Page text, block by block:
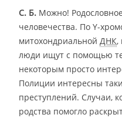
С. Б. Можно!
человечества. По Y-
митохондриальной ДНК,
люди ищут с помощью
некоторым просто
Полиции интересны
преступлений. Случаи,
родства помогло